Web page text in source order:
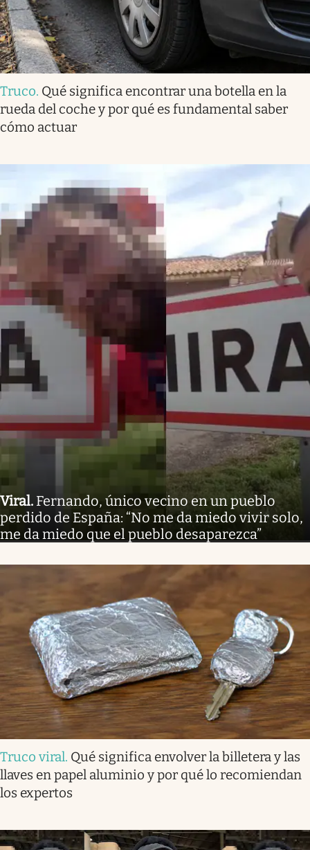
Truco. Qué significa encontrar una botella en la
rueda del coche y por qué es fundamental saber
cómo actuar
Viral. Fernando, único vecino en un pueblo
perdido de España: “No me da miedo vivir solo,
me da miedo que el pueblo desaparezca”
Truco viral. Qué significa envolver la billetera y las
llaves en papel aluminio y por qué lo recomiendan
los expertos